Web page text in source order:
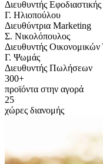
Διευθυντής
Γ. Ηλιοπούλου
Διευθύντρια Marketing
Σ. Νικολόπουλος
Διευθυντής
Γ. Ψωμάς
Διευθυντής Πωλήσεων
300+
προϊόντα στην αγορά
25
χώρες διανομής